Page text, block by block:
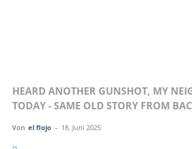
HEARD ANOTHER GUNSHOT, MY
TODAY - SAME OLD STORY FROM
Von el flojo - 18. Juni 2025